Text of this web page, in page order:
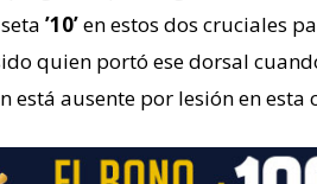
’10’en estos dos cruciales
quien portó ese dorsal
está ausente por lesión en esta